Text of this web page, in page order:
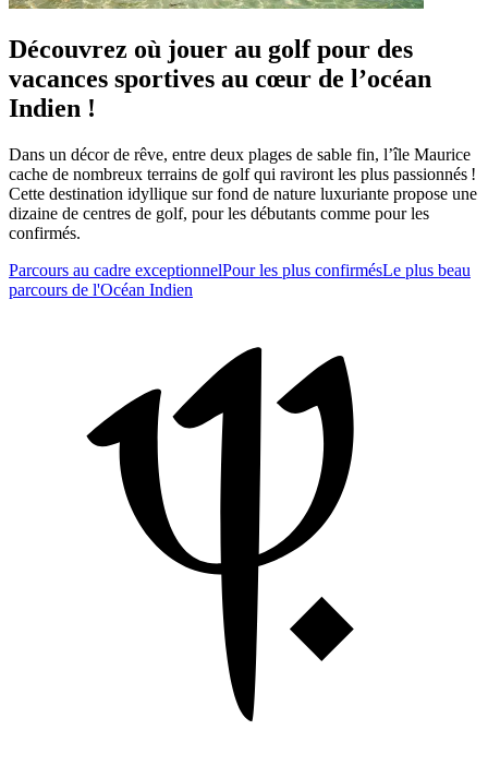
Découvrez où jouer au golf pour des
vacances sportives au cœur de l’océan
Indien !
Dans un décor de rêve, entre deux plages de sable fin, l’île Maurice
cache de nombreux terrains de golf qui raviront les plus passionnés !
Cette destination idyllique sur fond de nature luxuriante propose une
dizaine de centres de golf, pour les débutants comme pour les
confirmés.
Parcours au cadre exceptionnelPour les plus confirmésLe plus beau
parcours de l'Océan Indien